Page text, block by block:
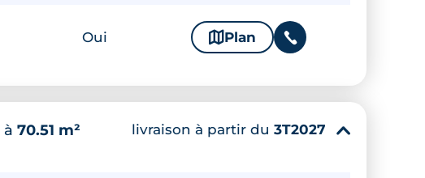
Oui 🗞 Plan 📞
à 70.51 m² livraison à partir du 3T2027 ▾